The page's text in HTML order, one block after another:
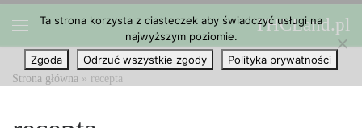
Przejdź do treści THCLand.pl
Strona główna » recepta
Ta strona korzysta z ciasteczek aby świadczyć usługi na
najwyższym poziomie.
Zgoda
Odrzuć wszystkie zgody Polityka prywatności